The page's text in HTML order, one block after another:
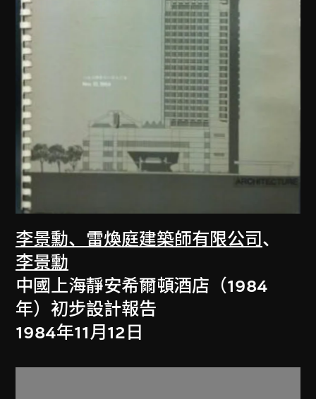
李景勳、雷煥庭建築師有限公司 、
李景勳
中國上海靜安希爾頓酒店（1984
年）初步設計報告
1984年11月12日